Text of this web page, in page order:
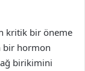
kritik bir öneme
bir hormon
birikimini